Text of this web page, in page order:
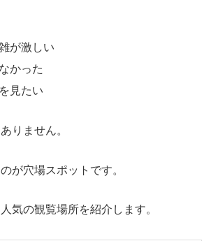
が激しい
かった
見たい
りません。
が穴場スポットです。
気の観覧場所を紹介します。